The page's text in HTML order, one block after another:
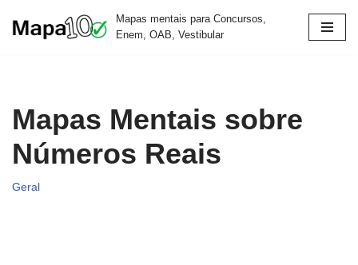
Mapas mentais para Concursos,
Enem, OAB, Vestibular
Mapas Mentais sobre
Números Reais
Geral